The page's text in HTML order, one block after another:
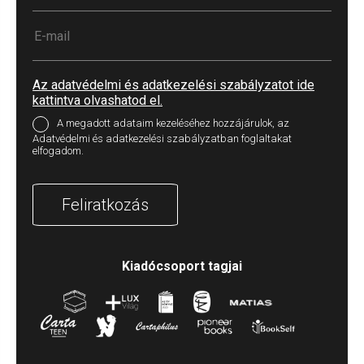
Az adatvédelmi és adatkezelési szabályzatot ide
kattintva olvashatod el.
A megadott adataim kezeléséhez hozzájárulok, az
Adatvédelmi és adatkezelési szabályzatban foglaltakat
elfogadom.
Feliratkozás
Kiadócsoport tagjai